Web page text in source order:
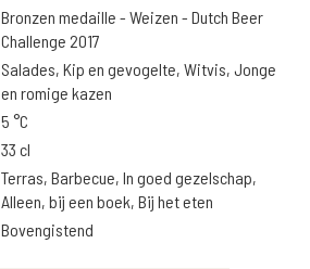
Bronzen medaille - Weizen - Dutch Beer
Challenge 2017
Salades, Kip en gevogelte, Witvis, Jonge
en romige kazen
5 °C
33 cl
Terras, Barbecue, In goed gezelschap,
Alleen, bij een boek, Bij het eten
Bovengistend